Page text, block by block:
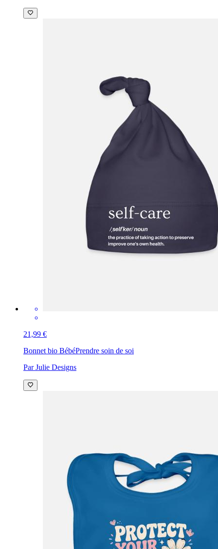
21,99 €
Bonnet bio BébéPrendre soin de soi
Par Julie Designs